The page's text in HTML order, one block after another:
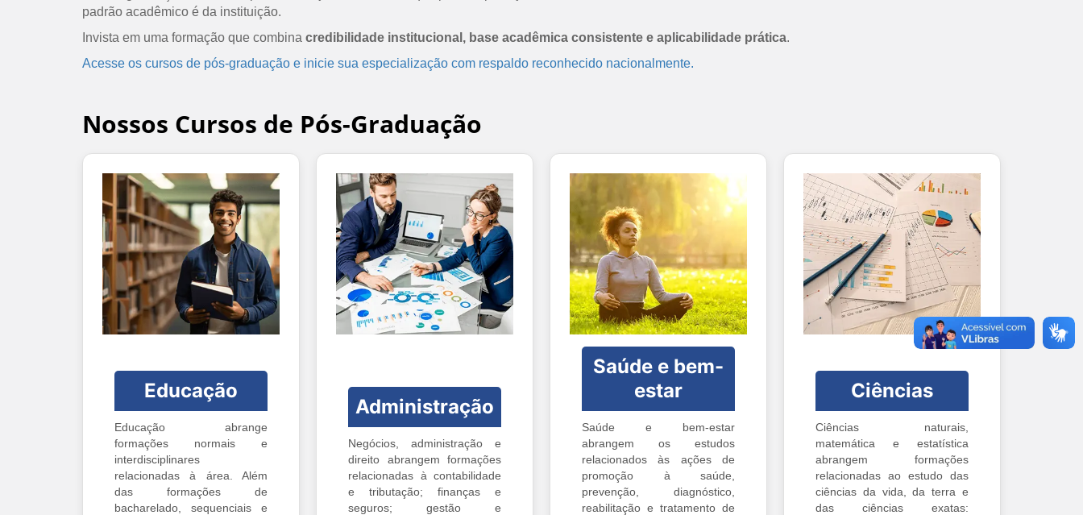
padrão acadêmico é da instituição.
Invista em uma formação que combina credibilidade institucional, base acadêmica consistente e aplicabilidade prática.
Acesse os cursos de pós-graduação e inicie sua especialização com respaldo reconhecido nacionalmente.
Nossos Cursos de Pós-Graduação
Educação
Educação abrange
formações normais e
interdisciplinares
relacionadas à área. Além
das formações de
bacharelado, sequenciais e
Administração
Negócios, administração e
direito abrangem formações
relacionadas à contabilidade
e tributação; finanças e
seguros; gestão e
Saúde e bem-
estar
Saúde e bem-estar
abrangem os estudos
relacionados às ações de
promoção à saúde,
prevenção, diagnóstico,
reabilitação e tratamento de
Ciências
Ciências naturais,
matemática e estatística
abrangem formações
relacionadas ao estudo das
ciências da vida, da terra e
das ciências exatas: